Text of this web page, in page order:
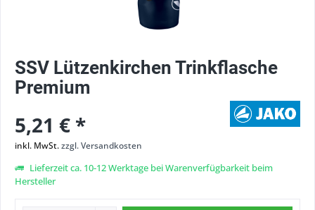
SSV Lützenkirchen Trinkflasche
Premium
5,21 € *
inkl. MwSt.zzgl. Versandkosten
Lieferzeit ca. 10-12 Werktage bei Warenverfügbarkeit beim
Hersteller